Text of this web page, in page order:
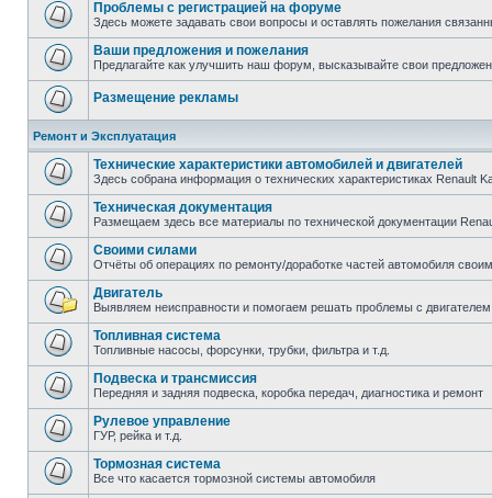
Проблемы с регистрацией на форуме
Здесь можете задавать свои вопросы и оставлять пожелания
Ваши предложения и пожелания
Предлагайте как улучшить наш форум, высказывайте свои
Размещение рекламы
Ремонт и Эксплуатация
Технические характеристики автомобилей и двигателей
Здесь собрана информация о технических характеристиках Renault
Техническая документация
Размещаем здесь все материалы по технической документации
Своими силами
Отчёты об операциях по ремонту/доработке частей автомобиля
Двигатель
Выявляем неисправности и помогаем решать проблемы с двигателем
Топливная система
Топливные насосы, форсунки, трубки, фильтра и т.д.
Подвеска и трансмиссия
Передняя и задняя подвеска, коробка передач, диагностика и ремонт
Рулевое управление
ГУР, рейка и т.д.
Тормозная система
Все что касается тормозной системы автомобиля